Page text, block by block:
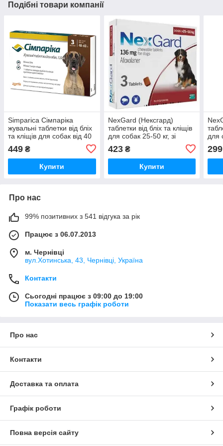
Подібні товари компанії
Simparicа Сімпаріка
жувальні таблетки від бліх
та кліщів для собак від 40
449 ₴
Купити
NexGard (Нексгард)
таблетки від бліх та кліщів
для собак 25-50 кг, зі
смаком яловичини, 1 табл.
423₴
Купити
для
299
Про нас
99% позитивних з 541 відгука за рік
Працює з 06.07.2013
м. Чернівці
вул.Хотинська, 43, Чернівці, Україна
Контакти
Сьогодні працює з 09:00 до 19:00
Показати весь графік роботи
Про нас
Контакти
Доставка та оплата
Графік роботи
Повна версія сайту